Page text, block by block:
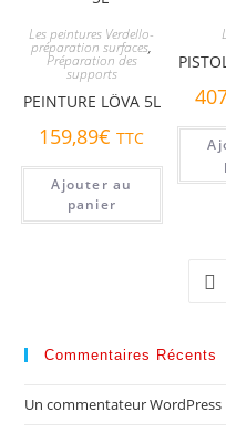
Les peintures Verdello-
préparation surfaces,
Préparation des
supports
PEINTURE LÖVA 5L
159,89€ TTC
Ajouter au
panier
Commentaires Récents
Un commentateur WordPress